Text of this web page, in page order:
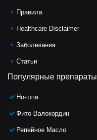
Правила
Healthcare Disclaimer
Заболевания
Статьи
Популярные препараты
Но-шпа
Фито Валокордин
Репейное Масло